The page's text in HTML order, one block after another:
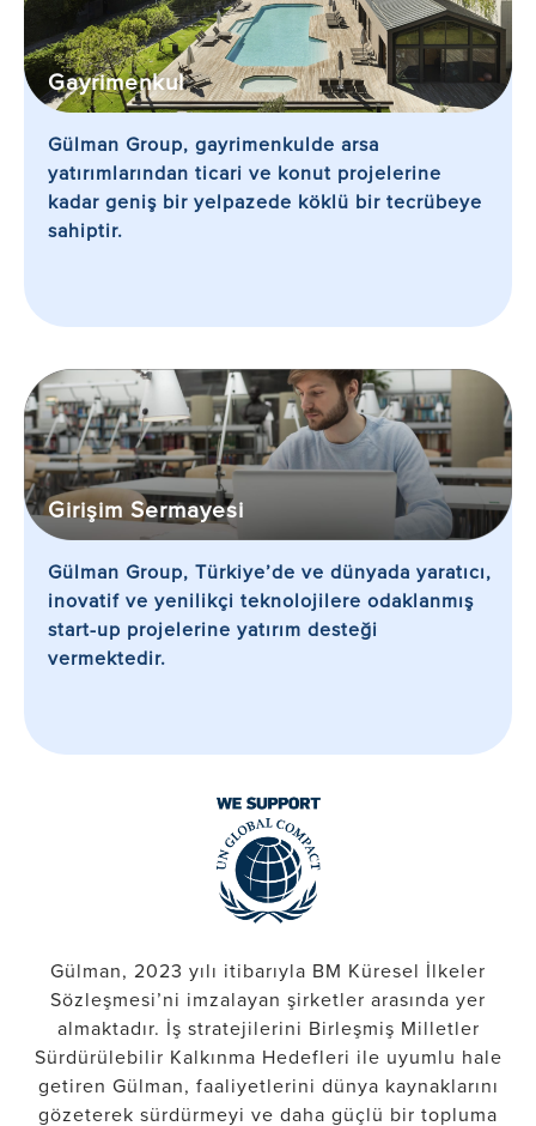
Gayrimenkul
Gülman Group, gayrimenkulde arsa
yatırımlarından ticari ve konut projelerine
kadar geniş bir yelpazede köklü bir tecrübeye
sahiptir.
Girişim Sermayesi
Gülman Group, Türkiye’de ve dünyada yaratıcı,
inovatif ve yenilikçi teknolojilere odaklanmış
start-up projelerine yatırım desteği
vermektedir.
Gülman, 2023 yılı itibarıyla BM Küresel İlkeler
Sözleşmesi’ni imzalayan şirketler arasında yer
almaktadır. İş stratejilerini Birleşmiş Milletler
Sürdürülebilir Kalkınma Hedefleri ile uyumlu hale
getiren Gülman, faaliyetlerini dünya kaynaklarını
gözeterek sürdürmeyi ve daha güçlü bir topluma